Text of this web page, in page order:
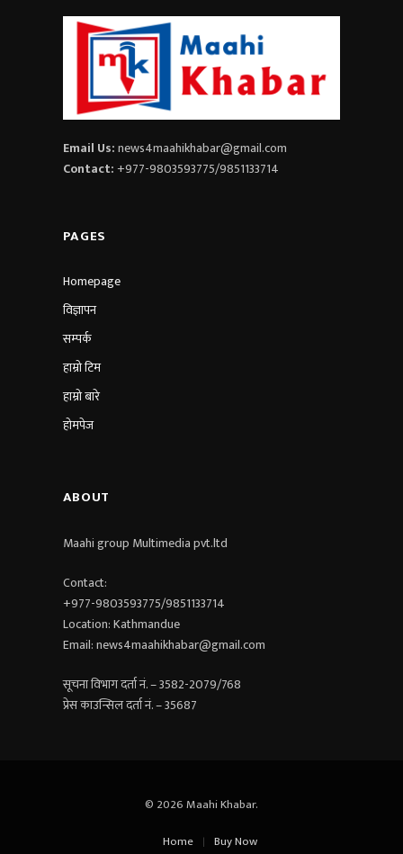
Email Us:news4maahikhabar@gmail.com
Contact:+977-9803593775/9851133714
PAGES
Homepage
विज्ञापन
सम्पर्क
हाम्रो टिम
हाम्रो बारे
होमपेज
ABOUT
Maahi group Multimedia pvt.ltd​
Contact:
+977-9803593775/9851133714
Location: Kathmandue
Email: news4maahikhabar@gmail.com
सूचना विभाग दर्ता नं. – 3582-2079/768
प्रेस काउन्सिल दर्ता नं. – 35687
© 2026 Maahi Khabar.
Home
Buy Now